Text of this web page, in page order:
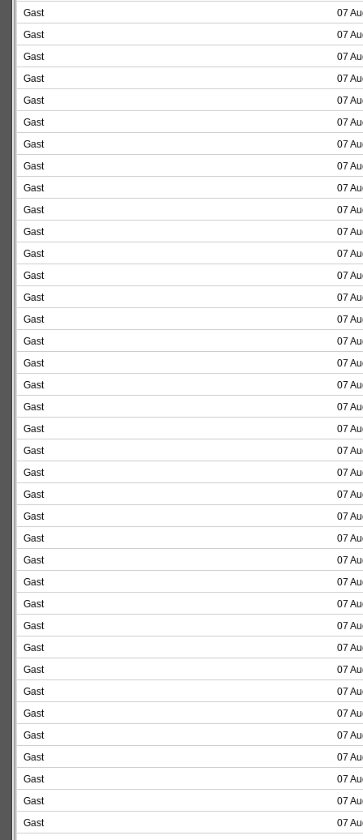
Gast
07
Gast
07
Gast
07
Gast
07
Gast
07
Gast
07
Gast
07
Gast
07
Gast
07
Gast
07
Gast
07
Gast
07
Gast
07
Gast
07
Gast
07
Gast
07
Gast
07
Gast
07
Gast
07
Gast
07
Gast
07
Gast
07
Gast
07
Gast
07
Gast
07
Gast
07
Gast
07
Gast
07
Gast
07
Gast
07
Gast
07
Gast
07
Gast
07
Gast
07
Gast
07
Gast
07
Gast
07
Gast
07